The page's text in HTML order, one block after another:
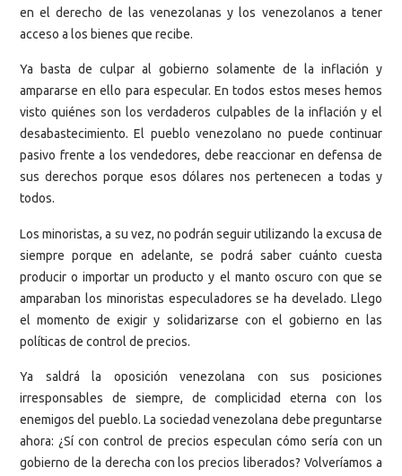
en el derecho de las venezolanas y los venezolanos a tener
acceso a los bienes que recibe.
Ya basta de culpar al gobierno solamente de la inflación y
ampararse en ello para especular. En todos estos meses hemos
visto quiénes son los verdaderos culpables de la inflación y el
desabastecimiento. El pueblo venezolano no puede continuar
pasivo frente a los vendedores, debe reaccionar en defensa de
sus derechos porque esos dólares nos pertenecen a todas y
todos.
Los minoristas, a su vez, no podrán seguir utilizando la excusa de
siempre porque en adelante, se podrá saber cuánto cuesta
producir o importar un producto y el manto oscuro con que se
amparaban los minoristas especuladores se ha develado. Llego
el momento de exigir y solidarizarse con el gobierno en las
políticas de control de precios.
Ya saldrá la oposición venezolana con sus posiciones
irresponsables de siempre, de complicidad eterna con los
enemigos del pueblo. La sociedad venezolana debe preguntarse
ahora: ¿Sí con control de precios especulan cómo sería con un
gobierno de la derecha con los precios liberados? Volveríamos a